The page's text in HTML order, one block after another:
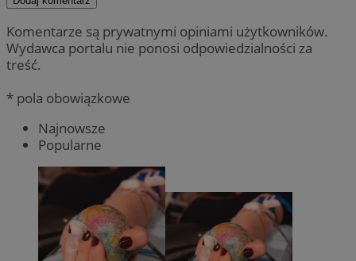
Komentarze są prywatnymi opiniami użytkowników.
Wydawca portalu nie ponosi odpowiedzialności za
treść.
* pola obowiązkowe
Najnowsze
Popularne